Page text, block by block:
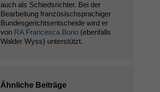
auch als Schiedsrichter. Bei der
Bearbeitung französischsprachiger
Bundesgerichtsentscheide wird er
von RA Francesca Borio(ebenfalls
Walder Wyss) unterstützt.
Ähnliche Beiträge